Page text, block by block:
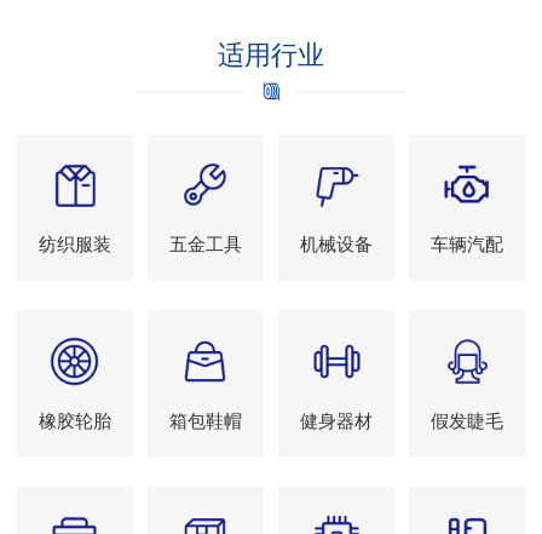
适用行业
纺织服装 五金工具 机械设备 车辆汽配
橡胶轮胎 箱包鞋帽 健身器材 假发睫毛